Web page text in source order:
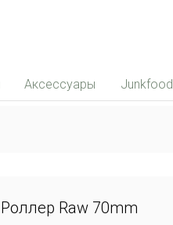
Аксессуары Junkfood
Роллер Raw 70mm